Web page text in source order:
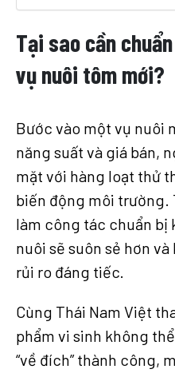
Tại sao cần
vụ nuôi tôm mới?
Bước vào một vụ nuôi
năng suất và giá bán,
mặt với hàng loạt thử
biến động môi trường.
làm công tác chuẩn bị
nuôi sẽ suôn sẻ hơn
rủi ro đáng tiếc.
Cùng Thái Nam Việt
phẩm vi sinh không
“về đích” thành công,